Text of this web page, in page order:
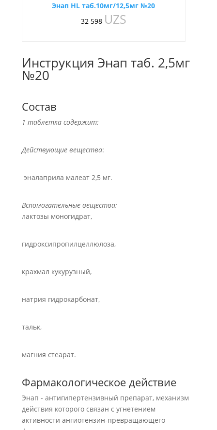
Энап HL таб.10мг/12,5мг №20
32 598 UZS
Инструкция Энап таб. 2,5мг
№20
Состав
1 таблетка содержит:
Действующие вещества:
эналаприла малеат 2,5 мг.
Вспомогательные вещества:
лактозы моногидрат,
гидроксипропилцеллюлоза,
крахмал кукурузный,
натрия гидрокарбонат,
тальк,
магния стеарат.
Фармакологическое действие
Энап - антигипертензивный препарат, механизм
действия которого связан с угнетением
активности ангиотензин-превращающего